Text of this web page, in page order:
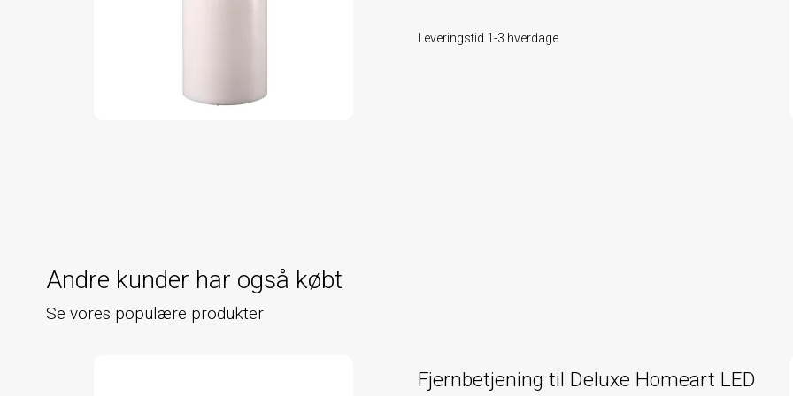
Leveringstid 1-3 hverdage
Andre kunder har også købt
Se vores populære produkter
Fjernbetjening til Deluxe Homeart LED